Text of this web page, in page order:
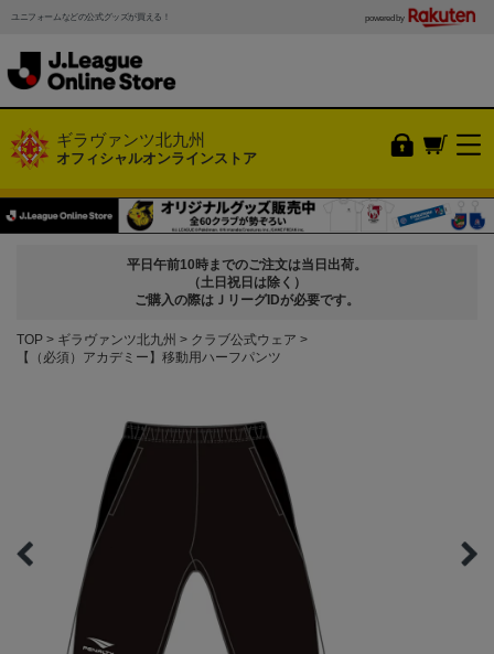
ユニフォームなどの公式グッズが買える！ powered by
ギラヴァンツ北九州
オフィシャルオンラインストア
平日午前10時までのご注文は当日出荷。
（土日祝日は除く）
ご購入の際はＪリーグIDが必要です。
TOP ギラヴァンツ北九州
クラブ公式ウェア
【（必須）アカデミー】移動用ハーフパンツ